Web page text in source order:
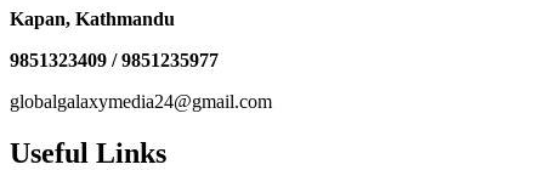
Kapan, Kathmandu
9851323409 / 9851235977
globalgalaxymedia24@gmail.com
Useful Links